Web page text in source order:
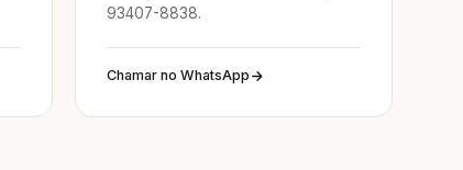
93407-8838.
Chamar no WhatsApp